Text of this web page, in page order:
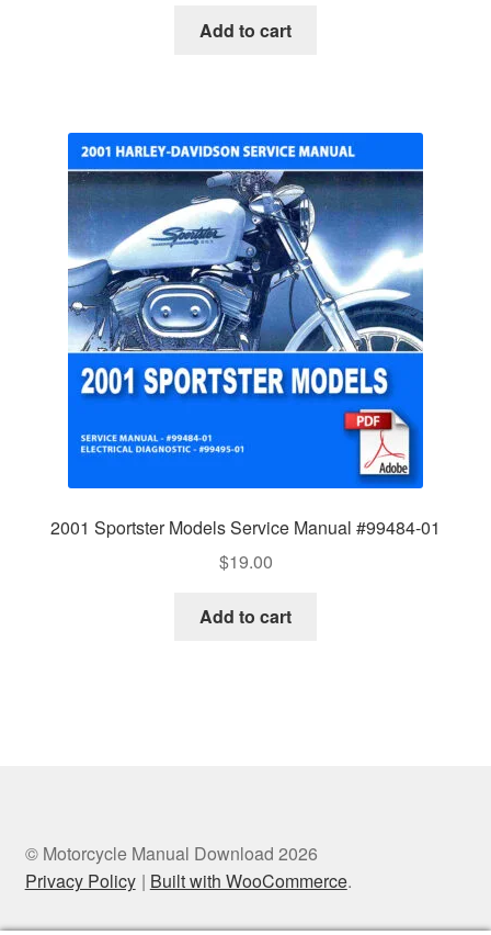
Add to cart
2001 Sportster Models Service Manual #99484-01
$19.00
Add to cart
© Motorcycle Manual Download 2026
Privacy Policy
Built with WooCommerce.